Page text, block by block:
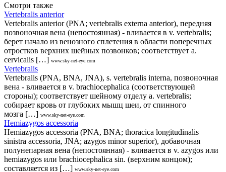
Смотри также
Vertebralis anterior
Vertebralis anterior (PNA; vertebralis externa anterior), передняя
позвоночная вена (непостоянная) - вливается в v. vertebralis;
берет начало из венозного сплетения в области поперечных
отростков верхних шейных позвонков; соответствует а.
cervicalis […] www.sky-net-eye.com
Vertebralis
Vertebralis (PNA, BNA, JNA), s. vertebralis interna, позвоночная
вена - вливается в v. brachiocephalica (соответствующей
стороны); соответствует шейному отделу а. vertebralis;
собирает кровь от глубоких мышц шеи, от спинного
мозга […] www.sky-net-eye.com
Hemiazygos accessoria
Hemiazygos accessoria (PNA, BNA; thoracica longitudinalis
sinistra accessoria, JNA; azygos minor superior), добавочная
полунепарная вена (непостоянная) - вливается в v. azygos или
hemiazygos или brachiocephalica sin. (верхним концом);
составляется из […] www.sky-net-eye.com